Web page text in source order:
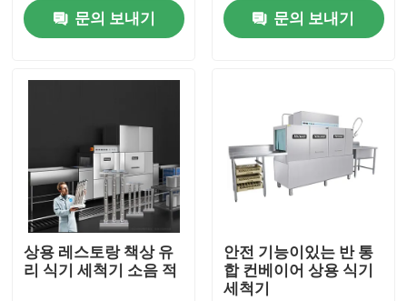
홈
회사 소개
공장 투어
문의 보내기
문의 보내기
상용 레스토랑 책상 유
리 식기 세척기 소음 적
안전 기능이있는 반 통
합 컨베이어 상용 식기
세척기